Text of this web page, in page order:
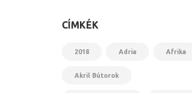
CÍMKÉK
2018 Adria Afrika
Akril Bútorok